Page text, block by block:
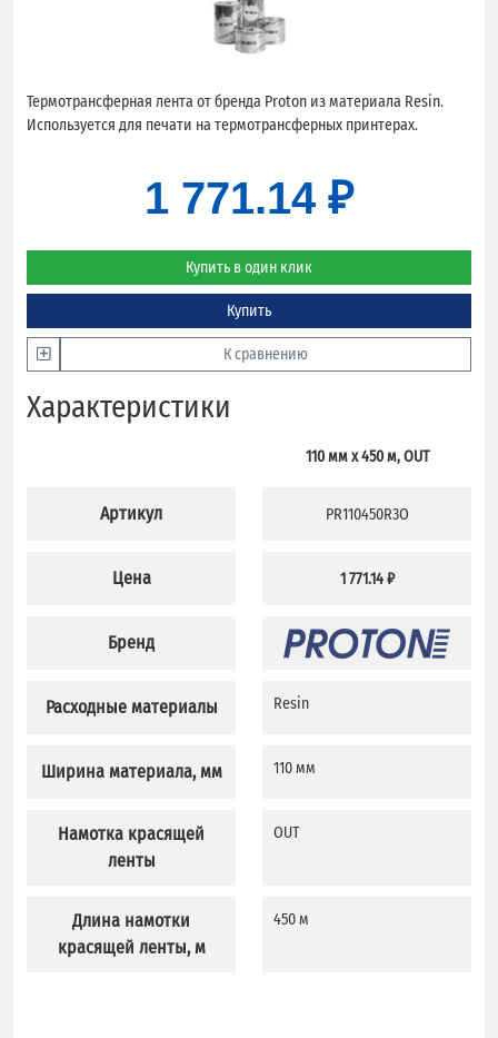
Термотрансферная лента от бренда Proton из материала Resin.
Используется для печати на термотрансферных принтерах.
1 771.14 ₽
Купить в один клик
Купить
К сравнению
Характеристики
Артикул
Цена
Бренд
Расходные материалы
Ширина материала, мм
Намотка красящей
ленты
Длина намотки
красящей ленты, м
110 мм х 450 м, OUT
PR110450R3O
1 771.14 ₽
Resin
110 мм
OUT
450 м